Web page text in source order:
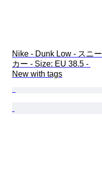
Nike - Dunk Low - スニー
カー - Size: EU 38.5 -
New with tags